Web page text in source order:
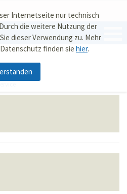
Internetseite nur technisch
die weitere Nutzung der
dieser Verwendung zu. Mehr
finden sie hier.